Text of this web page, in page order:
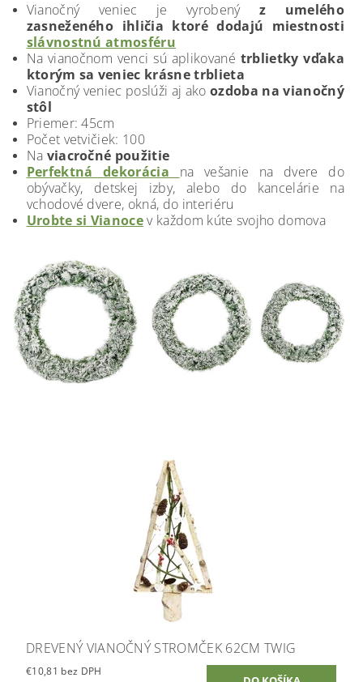
Vianočný veniec je vyrobenýz umelého
zasneženého ihličia ktoré dodajú miestnosti
slávnostnú atmosféru
Na vianočnom venci sú aplikované trblietky vďaka
ktorým sa veniec krásne trblieta
Vianočný veniec poslúži aj akoozdoba na vianočný
stôl
Priemer: 45cm
Počet vetvičiek: 100
Na viacročné použitie
Perfektná dekorácia
na vešanie na dvere do
obývačky, detskej izby, alebo do kancelárie na
vchodové dvere, okná, do interiéru
Urobte si Vianocev každom kúte svojho domova
DREVENÝ VIANOČNÝ STROMČEK 62CM TWIG
€10,81 bez DPH